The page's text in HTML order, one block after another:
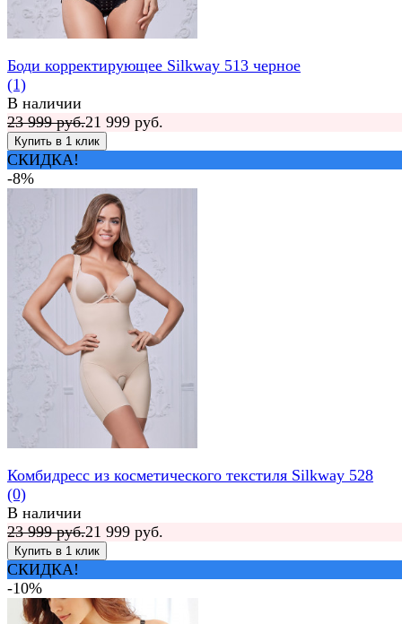
Боди корректирующее Silkway 513 черное
(1)
В наличии
23 999 руб.21 999 руб.
СКИДКА!
-8%
Комбидресс из косметического текстиля Silkway 528
(0)
В наличии
23 999 руб.21 999 руб.
СКИДКА!
-10%